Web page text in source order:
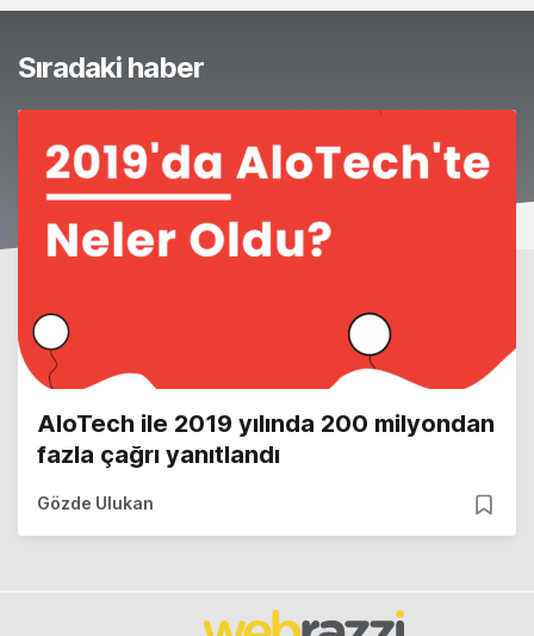
Sıradaki haber
AloTech ile 2019 yılında 200 milyondan
fazla çağrı yanıtlandı
Gözde Ulukan